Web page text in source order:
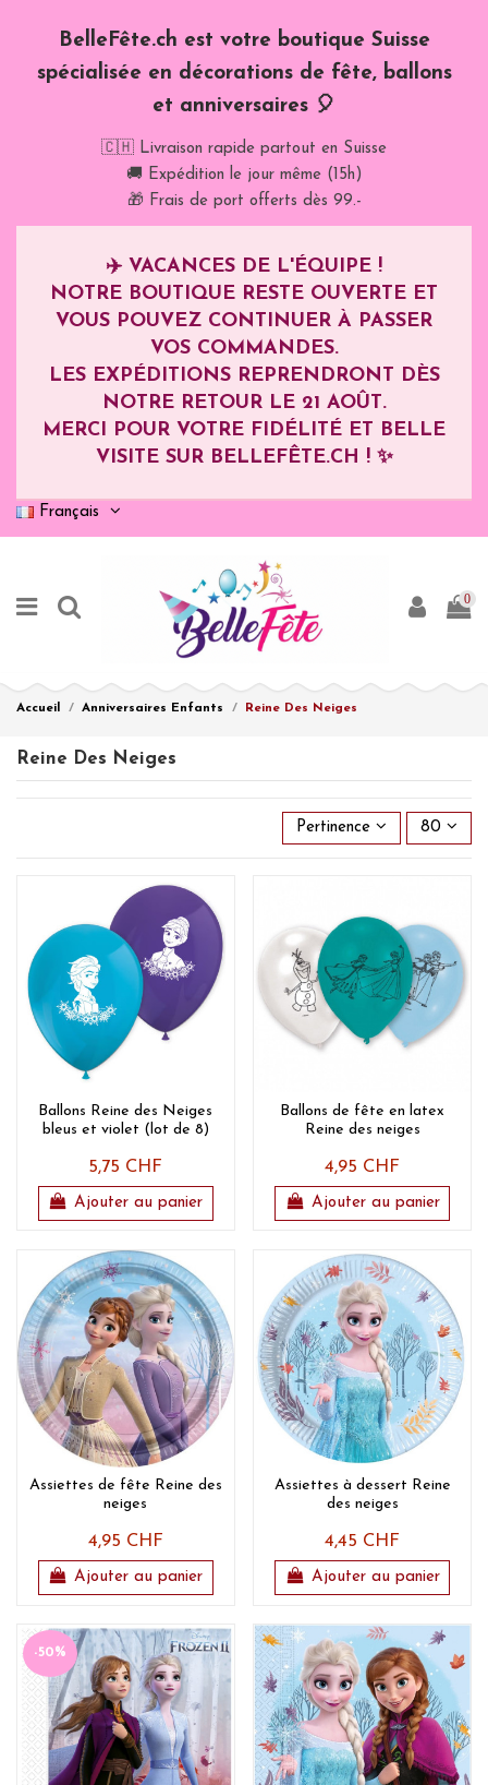
BelleFête.ch est votre boutique Suisse
spécialisée en décorations de fête, ballons
et anniversaires 🎈
🇨🇭 Livraison rapide partout en Suisse
🚚 Expédition le jour même (15h)
🎁 Frais de port offerts dès 99.-
✈️ VACANCES DE L'ÉQUIPE !
NOTRE BOUTIQUE RESTE OUVERTE ET
VOUS POUVEZ CONTINUER À PASSER
VOS COMMANDES.
LES EXPÉDITIONS REPRENDRONT DÈS
NOTRE RETOUR LE 21 AOÛT.
MERCI POUR VOTRE FIDÉLITÉ ET BELLE
VISITE SUR BELLEFÊTE.CH ! ✨
Français
0
Accueil Anniversaires Enfants Reine Des Neiges
Reine Des Neiges
Pertinence 80
Ballons Reine des Neiges
bleus et violet (lot de 8)
5,75 CHF
Ajouter au panier
Ballons de fête en latex
Reine des neiges
4,95 CHF
Ajouter au panier
Assiettes de fête Reine des
neiges
4,95 CHF
Ajouter au panier
Assiettes à dessert Reine
des neiges
4,45 CHF
Ajouter au panier
-50%